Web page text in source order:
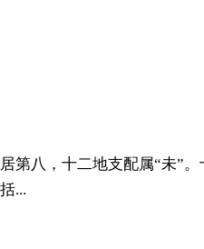
第八，十二地支配属“未”
...